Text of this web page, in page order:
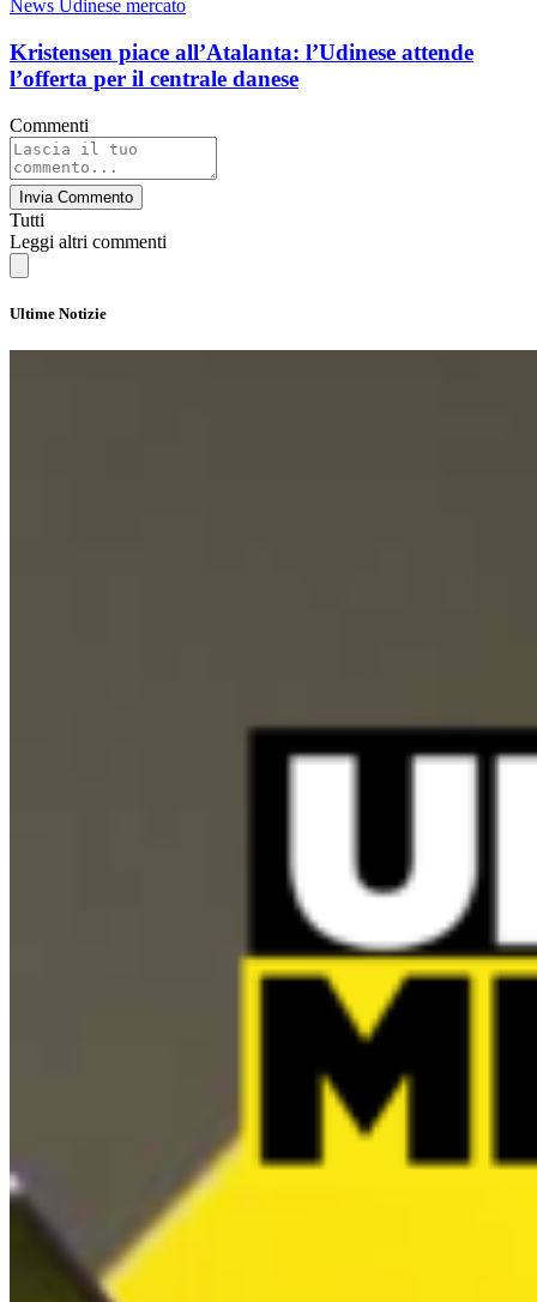
News Udinese mercato
Kristensen piace all’Atalanta: l’Udinese attende
l’offerta per il centrale danese
Commenti
Invia Commento
Tutti
Leggi altri commenti
Ultime Notizie